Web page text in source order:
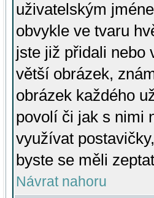
uživatelským
obvykle ve tvaru
jste již přidali nebo
větší obrázek,
obrázek každého
povolí či jak s nimi
využívat
byste se měli
Návrat nahoru